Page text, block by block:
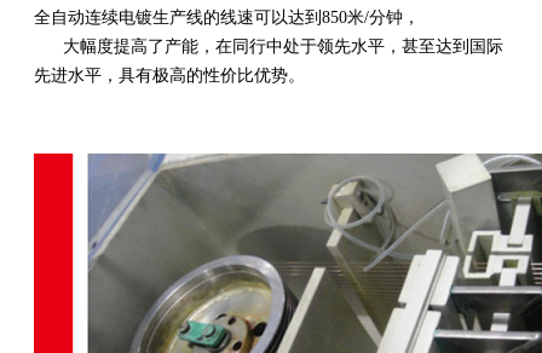
全自动连续电镀生产线的线速可以达到850米/分钟，
大幅度提高了产能，在同行中处于领先水平，甚至达到国际
先进水平，具有极高的性价比优势。